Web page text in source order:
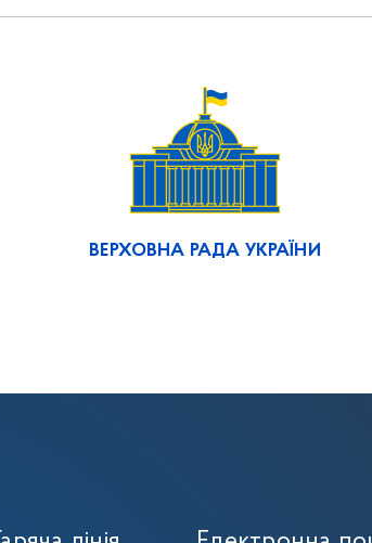
ВЕРХОВНА РАДА УКРАЇНИ